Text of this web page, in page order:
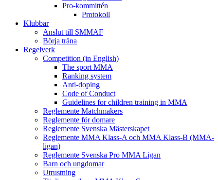
Pro-kommittén
Protokoll
Klubbar
Anslut till SMMAF
Börja träna
Regelverk
Competition (in English)
The sport MMA
Ranking system
Anti-doping
Code of Conduct
Guidelines for children training in MMA
Reglemente Matchmakers
Reglemente för domare
Reglemente Svenska Mästerskapet
Reglemente MMA Klass-A och MMA Klass-B (MMA-
ligan)
Reglemente Svenska Pro MMA Ligan
Barn och ungdomar
Utrustning